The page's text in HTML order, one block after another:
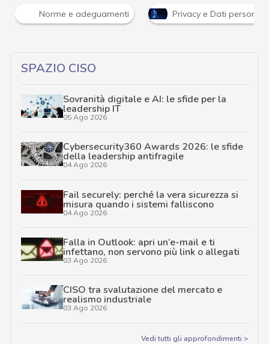
Norme e adeguamenti Privacy e Dati personali
SPAZIO CISO
Sovranità digitale e AI: le sfide per la
leadership IT
05 Ago 2026
Cybersecurity360 Awards 2026: le sfide
della leadership antifragile
04 Ago 2026
Fail securely: perché la vera sicurezza si
misura quando i sistemi falliscono
04 Ago 2026
Falla in Outlook: apri un’e-mail e ti
infettano, non servono più link o allegati
03 Ago 2026
CISO tra svalutazione del mercato e
realismo industriale
03 Ago 2026
Vedi tutti gli approfondimenti >